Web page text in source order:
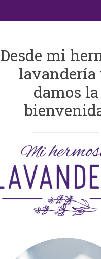
Desde mi
lavandería
damos la